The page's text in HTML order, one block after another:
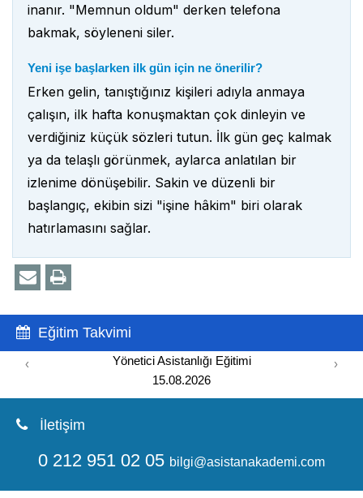
inanır. "Memnun oldum" derken telefona
bakmak, söyleneni siler.
Yeni işe başlarken ilk gün için ne önerilir?
Erken gelin, tanıştığınız kişileri adıyla anmaya
çalışın, ilk hafta konuşmaktan çok dinleyin ve
verdiğiniz küçük sözleri tutun. İlk gün geç kalmak
ya da telaşlı görünmek, aylarca anlatılan bir
izlenime dönüşebilir. Sakin ve düzenli bir
başlangıç, ekibin sizi "işine hâkim" biri olarak
hatırlamasını sağlar.
Eğitim Takvimi
Yönetici Asistanlığı Eğitimi
15.08.2026
‹ ›
İletişim
0 212 951 02 05 bilgi@asistanakademi.com